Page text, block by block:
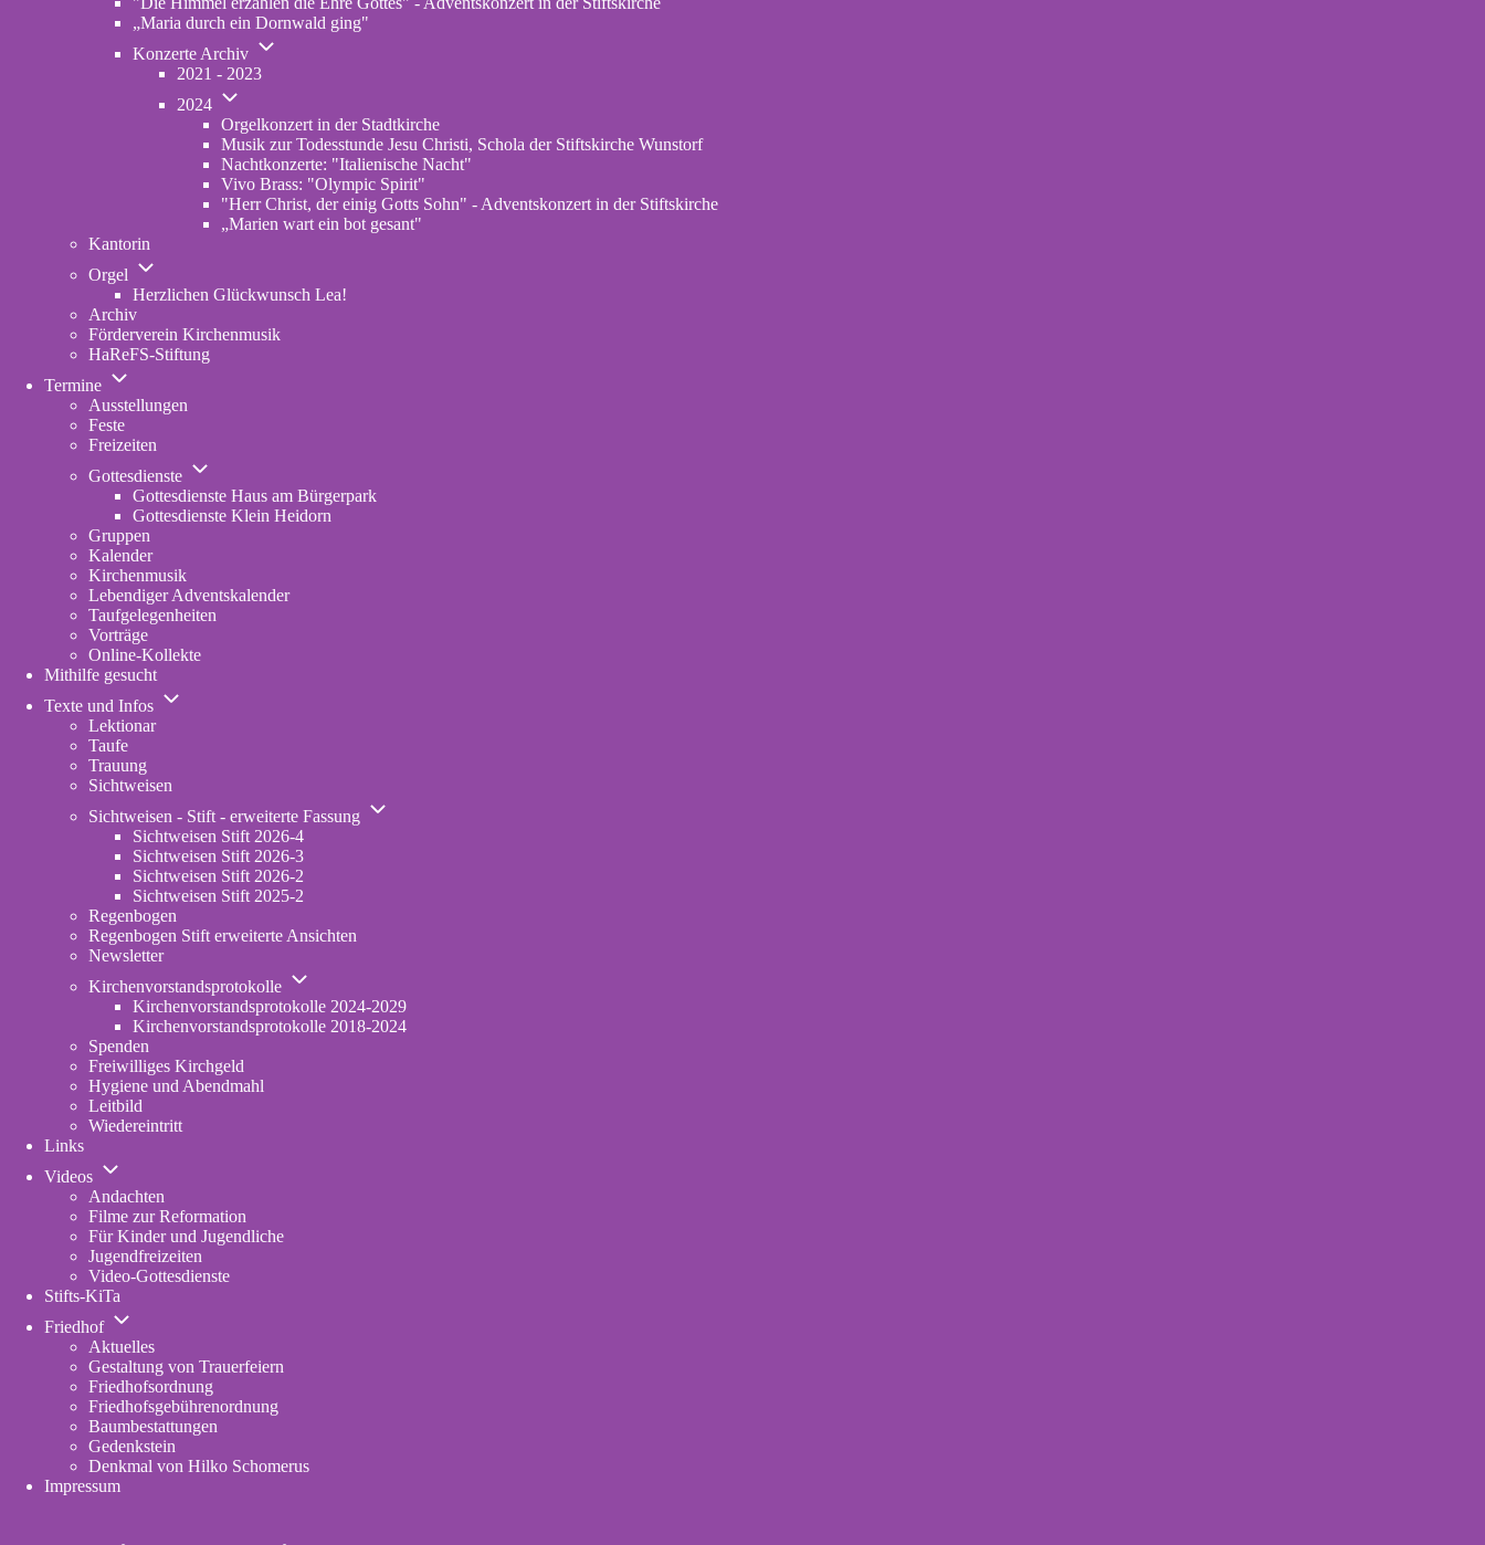
„Maria durch ein Dornwald ging"
Konzerte Archiv
Unternavigation
Konzerte
2021 - 2023
2024
Unternavigation
2024
Orgelkonzert in der Stadtkirche
Musik zur Todesstunde Jesu Christi, Schola der Stiftskirche Wunstorf
Nachtkonzerte: "Italienische Nacht"
Vivo Brass: "Olympic Spirit"
"Herr Christ, der einig Gotts Sohn" - Adventskonzert in der Stiftskirche
„Marien wart ein bot gesant"
Kantorin
Orgel
Unternavigation
Orgel
Herzlichen Glückwunsch Lea!
Archiv
Förderverein Kirchenmusik
HaReFS-Stiftung
Termine
Unternavigation
Termine
Ausstellungen
Feste
Freizeiten
Gottesdienste
Unternavigation
Gottesdienste
Gottesdienste Haus am Bürgerpark
Gottesdienste Klein Heidorn
Gruppen
Kalender
Kirchenmusik
Lebendiger Adventskalender
Taufgelegenheiten
Vorträge
Online-Kollekte
Mithilfe gesucht
Texte und Infos
Unternavigation
Lektionar
Taufe
Trauung
Sichtweisen
Sichtweisen - Stift - erweiterte Fassung
Unternavigation
Sichtweisen Stift 2026-4
Sichtweisen Stift 2026-3
Sichtweisen Stift 2026-2
Sichtweisen Stift 2025-2
Regenbogen
Regenbogen Stift erweiterte Ansichten
Newsletter
Kirchenvorstandsprotokolle
Unternavigation
Kirchenvorstandsprotokolle
Kirchenvorstandsprotokolle 2024-2029
Kirchenvorstandsprotokolle 2018-2024
Spenden
Freiwilliges Kirchgeld
Hygiene und Abendmahl
Leitbild
Wiedereintritt
Links
Videos
Unternavigation
Videos
Andachten
Filme zur Reformation
Für Kinder und Jugendliche
Jugendfreizeiten
Video-Gottesdienste
Stifts-KiTa
in
tab)
Friedhof
Unternavigation
Friedhof
Aktuelles
Gestaltung von Trauerfeiern
Friedhofsordnung
Friedhofsgebührenordnung
tab)
Baumbestattungen
Gedenkstein
Denkmal von Hilko Schomerus
Impressum